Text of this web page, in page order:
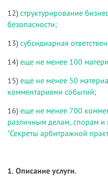
12) структурирование
безопасности;
13) субсидиарная
14) еще не менее 100
15) еще не менее 50
комментариями событий;
16) еще не менее 700
различным делам, спорам
"Секреты арбитражной
1. Описание услуги.